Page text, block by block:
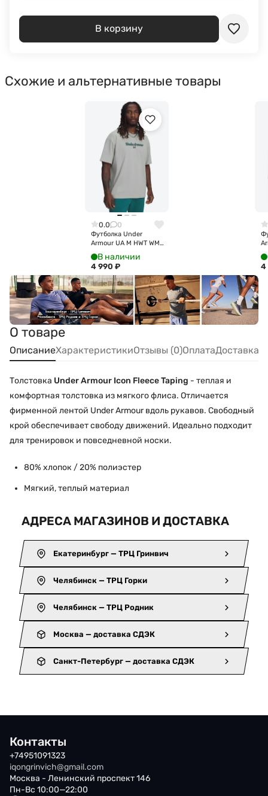
В корзину
Схожие и альтернативные товары
0.0 0
Футболка Under
Armour UA M HWT WM
SS 6009266-069
В наличии
4 990 ₽ 4
О товаре
ОписаниеХарактеристикиОтзывы (0)ОплатаДоставка
Толстовка Under Armour Icon Fleece Taping - теплая и
комфортная толстовка из мягкого флиса. Отличается
фирменной лентой Under Armour вдоль рукавов. Свободный
крой обеспечивает свободу движений. Идеально подходит
для тренировок и повседневной носки.
80% хлопок / 20% полиэстер
Мягкий, теплый материал
АДРЕСА МАГАЗИНОВ И ДОСТАВКА
Екатеринбург — ТРЦ Гринвич
Челябинск — ТРЦ Горки
Челябинск — ТРЦ Родник
Москва — доставка СДЭК
Санкт-Петербург — доставка СДЭК
Контакты
+74951091323
iqongrinvich@gmail.com
Москва - Ленинский проспект 146
Пн-Вс 10:00—22:00